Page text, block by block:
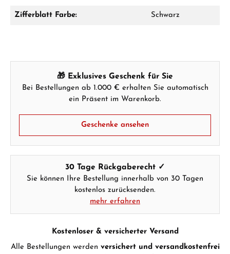
Zifferblatt Farbe: Schwarz
🎁 Exklusives Geschenk für Sie
Bei Bestellungen ab 1.000 € erhalten Sie automatisch
ein Präsent im Warenkorb.
Geschenke ansehen
30 Tage Rückgaberecht ✓
Sie können Ihre Bestellung innerhalb von 30 Tagen
kostenlos zurücksenden.
mehr erfahren
Kostenloser & versicherter Versand
Alle Bestellungen werden versichert und versandkostenfrei